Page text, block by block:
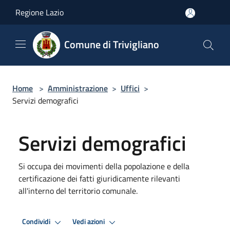
Regione Lazio
Comune di Trivigliano
Home > Amministrazione > Uffici >
Servizi demografici
Servizi demografici
Si occupa dei movimenti della popolazione e della
certificazione dei fatti giuridicamente rilevanti
all'interno del territorio comunale.
Condividi Vedi azioni